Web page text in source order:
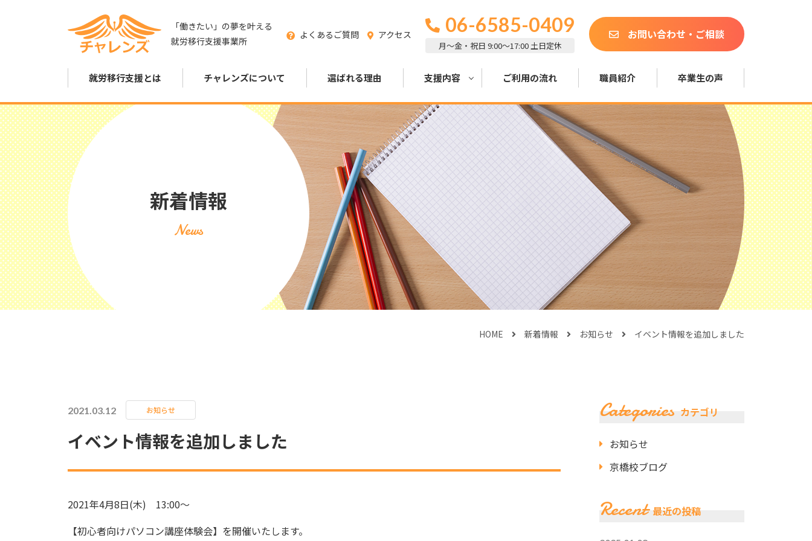
「働きたい」の夢を叶える
就労移行支援事業所
よくあるご質問 アクセス 06-6585-0409
月～金・祝日 9:00～17:00 土日定休
お問い合わせ・ご相談
就労移行支援とは チャレンズについて 選ばれる理由 支援内容 ご利用の流れ 職員紹介 卒業生の声
新着情報
HOME 新着情報 お知らせ イベント情報を追加しました
2021.03.12 お知らせ
イベント情報を追加しました
2021年4月8日(木) 13:00～
【初心者向けパソコン講座体験会】を開催いたします。
Categories カテゴリ
お知らせ
京橋校ブログ
Recent 最近の投稿